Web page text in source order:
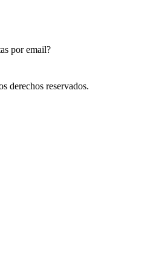
por email?
derechos reservados.